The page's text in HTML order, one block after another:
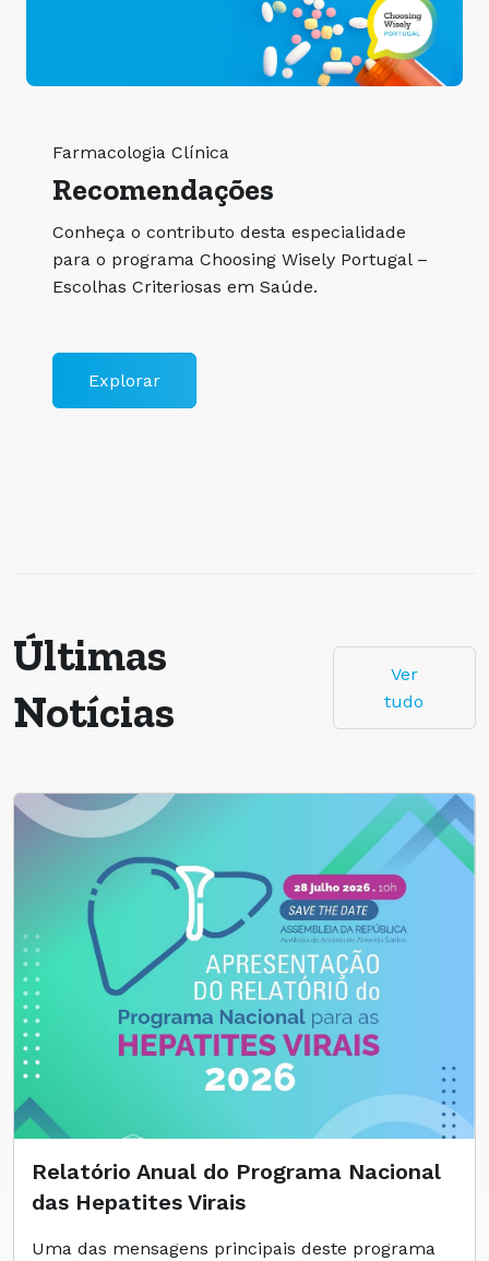
Farmacologia Clínica
Recomendações
Conheça o contributo desta especialidade
para o programa Choosing Wisely Portugal –
Escolhas Criteriosas em Saúde.
Explorar
Últimas
Notícias
Ver
tudo
Relatório Anual do Programa Nacional
das Hepatites Virais
Uma das mensagens principais deste programa